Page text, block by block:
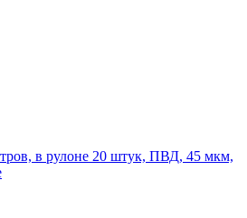
в рулоне 20 штук, ПВД, 45 мкм,